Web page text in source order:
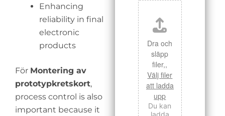
Enhancing
reliability in final
electronic
products
För Montering av
prototypkretskort,
process control is also
important because it
Dra och
släpp
filer,,
Välj filer
att ladda
upp
Du kan